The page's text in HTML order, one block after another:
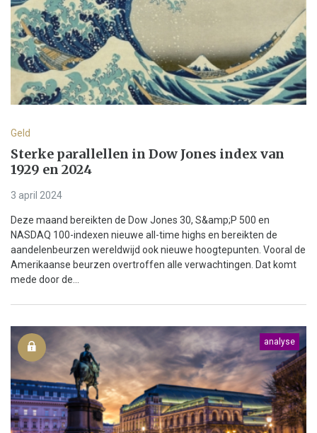
Geld
Sterke parallellen in Dow Jones index van
1929 en 2024
3 april 2024
Deze maand bereikten de Dow Jones 30, S&amp;P 500 en
NASDAQ 100-indexen nieuwe all-time highs en bereikten de
aandelenbeurzen wereldwijd ook nieuwe hoogtepunten. Vooral de
Amerikaanse beurzen overtroffen alle verwachtingen. Dat komt
mede door de...
analyse